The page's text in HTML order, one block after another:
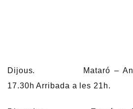
Dijous. Mataró –
17.30h Arribada a les 21h.